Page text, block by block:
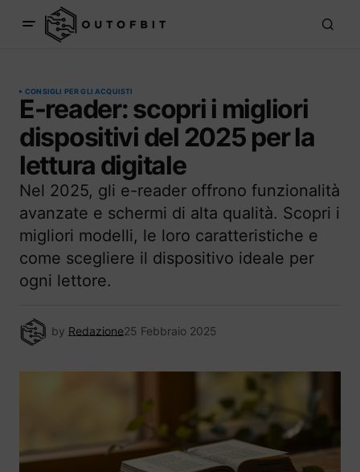
CONSIGLI PER GLI ACQUISTI
E-reader: scopri i migliori
dispositivi del 2025 per la
lettura digitale
Nel 2025, gli e-reader offrono funzionalità
avanzate e schermi di alta qualità. Scopri i
migliori modelli, le loro caratteristiche e
come scegliere il dispositivo ideale per
ogni lettore.
by Redazione25 Febbraio 2025